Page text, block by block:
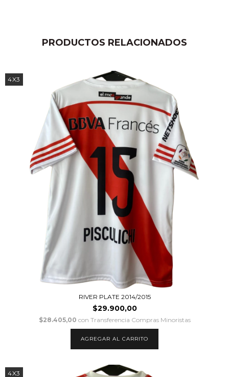
PRODUCTOS RELACIONADOS
4X3
RIVER PLATE 2014/2015
$29.900,00
$28.405,00 con Transferencia Compras Minoristas
AGREGAR AL CARRITO
4X3